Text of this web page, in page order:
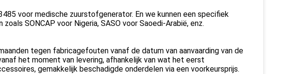
voor medische zuurstofgenerator. En we kunnen een specifiek
SONCAP voor Nigeria, SASO voor Saoedi-Arabië, enz.
tegen fabricagefouten vanaf de datum van aanvaarding van de
het moment van levering, afhankelijk van wat het eerst
gemakkelijk beschadigde onderdelen via een voorkeursprijs.